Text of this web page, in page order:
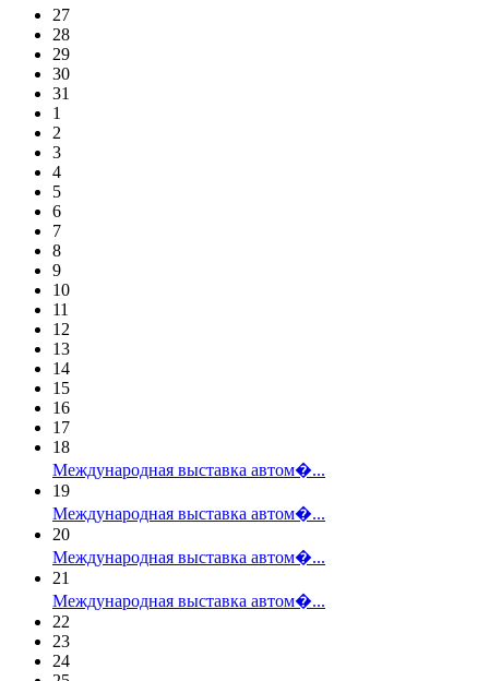
27
28
29
30
31
1
2
3
4
5
6
7
8
9
10
11
12
13
14
15
16
17
18
Международная выставка автом�...
19
Международная выставка автом�...
20
Международная выставка автом�...
21
Международная выставка автом�...
22
23
24